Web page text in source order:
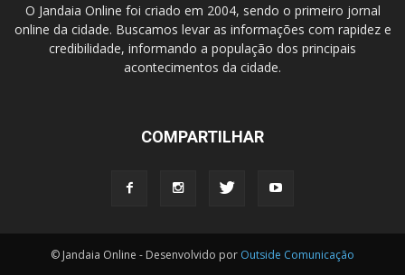
O Jandaia Online foi criado em 2004, sendo o primeiro jornal
online da cidade. Buscamos levar as informações com rapidez e
credibilidade, informando a população dos principais
acontecimentos da cidade.
COMPARTILHAR
© Jandaia Online - Desenvolvido por Outside Comunicação